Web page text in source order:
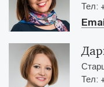
Тел:
Тел: